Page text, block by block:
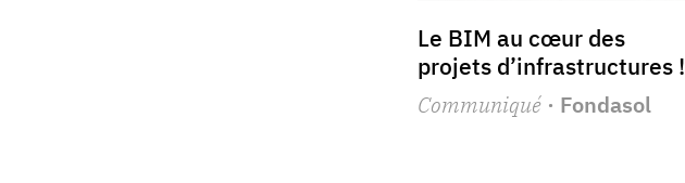
Le BIM au cœur des
projets d’infrastructures !
Communiqué · Fondasol